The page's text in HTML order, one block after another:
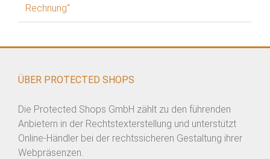
Rechnung“
ÜBER PROTECTED SHOPS
Die Protected Shops GmbH zählt zu den führenden
Anbietern in der Rechtstexterstellung und unterstützt
Online-Händler bei der rechtssicheren Gestaltung ihrer
Webpräsenzen.